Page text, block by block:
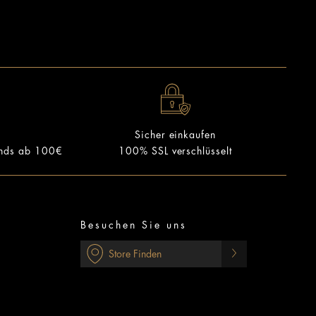
ab 100€
Sicher einkaufen
100% SSL verschlüsselt
Besuchen Sie uns